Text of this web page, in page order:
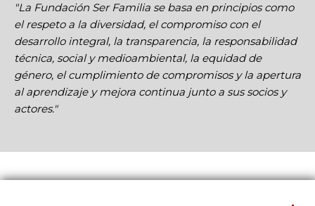
"La Fundación Ser Familia se basa en principios como
el respeto a la diversidad, el compromiso con el
desarrollo integral, la transparencia, la responsabilidad
técnica, social y medioambiental, la equidad de
género, el cumplimiento de compromisos y la apertura
al aprendizaje y mejora continua junto a sus socios y
actores."